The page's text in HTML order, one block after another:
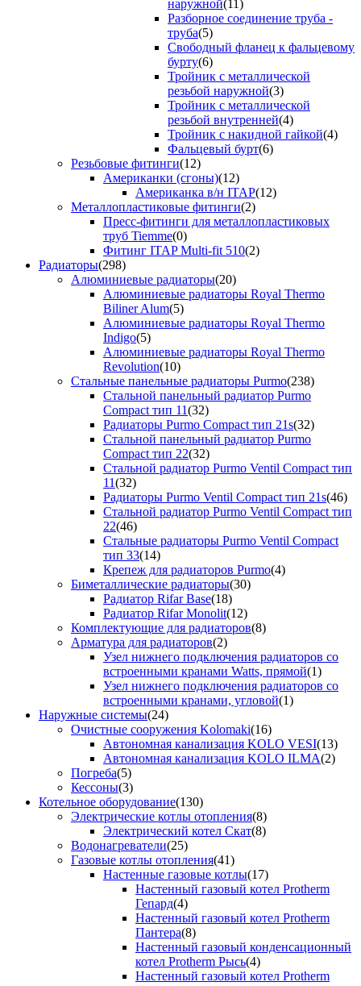
наружной(11)
Разборное соединение труба -
труба(5)
Свободный фланец к фальцевому
бурту(6)
Тройник с металлической
резьбой наружной(3)
Тройник с металлической
резьбой внутренней(4)
Тройник с накидной гайкой(4)
Фальцевый бурт(6)
Резьбовые фитинги(12)
Американки (сгоны)(12)
Американка в/н ITAP(12)
Металлопластиковые фитинги(2)
Пресс-фитинги для металлопластиковых
труб Tiemme(0)
Фитинг ITAP Multi-fit 510(2)
Радиаторы(298)
Алюминиевые радиаторы(20)
Алюминиевые радиаторы Royal Thermo
Biliner Alum(5)
Алюминиевые радиаторы Royal Thermo
Indigo(5)
Алюминиевые радиаторы Royal Thermo
Revolution(10)
Стальные панельные радиаторы Purmo(238)
Стальной панельный радиатор Purmo
Compact тип 11(32)
Радиаторы Purmo Compact тип 21s(32)
Стальной панельный радиатор Purmo
Compact тип 22(32)
Стальной радиатор Purmo Ventil Compact тип
11(32)
Радиаторы Purmo Ventil Compact тип 21s(46)
Стальной радиатор Purmo Ventil Compact тип
22(46)
Стальные радиаторы Purmo Ventil Compact
тип 33(14)
Крепеж для радиаторов Purmo(4)
Биметаллические радиаторы(30)
Радиатор Rifar Base(18)
Радиатор Rifar Monolit(12)
Комплектующие для радиаторов(8)
Арматура для радиаторов(2)
Узел нижнего подключения радиаторов со
встроенными кранами Watts, прямой(1)
Узел нижнего подключения радиаторов со
встроенными кранами, угловой(1)
Наружные системы(24)
Очистные сооружения Kolomaki(16)
Автономная канализация KOLO VESI(13)
Автономная канализация KOLO ILMA(2)
Погреба(5)
Кессоны(3)
Котельное оборудование(130)
Электрические котлы отопления(8)
Электрический котел Скат(8)
Водонагреватели(25)
Газовые котлы отопления(41)
Настенные газовые котлы(17)
Настенный газовый котел Protherm
Гепард(4)
Настенный газовый котел Protherm
Пантера(8)
Настенный газовый конденсационный
котел Protherm Рысь(4)
Настенный газовый котел Protherm